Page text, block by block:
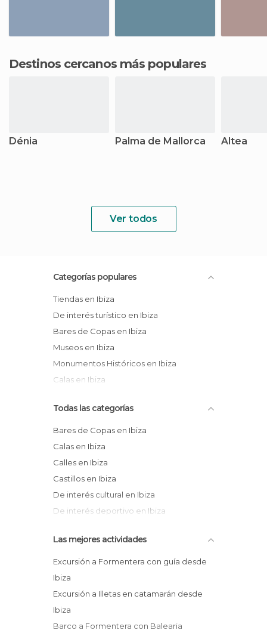
Destinos cercanos más populares
Dénia Palma de Mallorca Altea
Ver todos
Categorías populares
Tiendas en Ibiza
De interés turístico en Ibiza
Bares de Copas en Ibiza
Museos en Ibiza
Monumentos Históricos en Ibiza
Calas en Ibiza
Todas las categorías
Bares de Copas en Ibiza
Calas en Ibiza
Calles en Ibiza
Castillos en Ibiza
De interés cultural en Ibiza
De interés deportivo en Ibiza
Discotecas en Ibiza
Fiestas en Ibiza
Iglesias en Ibiza
Información Turística en Ibiza
Islas en Ibiza
Mercados en Ibiza
Las mejores actividades
Excursión a Formentera con guía desde
Ibiza
Excursión a Illetas en catamarán desde
Ibiza
Barco a Formentera con Balearia